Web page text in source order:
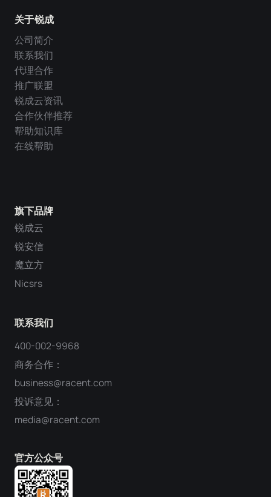
旗下品牌
锐成云
锐安信
魔立方
Nicsrs
联系我们
400-002-9968
商务合作：
business@racent.com
投诉意见：
media@racent.com
官方公众号
关于锐成
公司简介
联系我们
代理合作
推广联盟
锐成云资讯
合作伙伴推荐
帮助知识库
在线帮助